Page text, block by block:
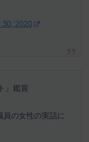
30, 2020
』鑑賞
員の女性の実話に